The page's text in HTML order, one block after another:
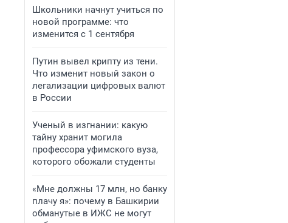
Школьники начнут учиться по
новой программе: что
изменится с 1 сентября
Путин вывел крипту из тени.
Что изменит новый закон о
легализации цифровых валют
в России
Ученый в изгнании: какую
тайну хранит могила
профессора уфимского вуза,
которого обожали студенты
«Мне должны 17 млн, но банку
плачу я»: почему в Башкирии
обманутые в ИЖС не могут